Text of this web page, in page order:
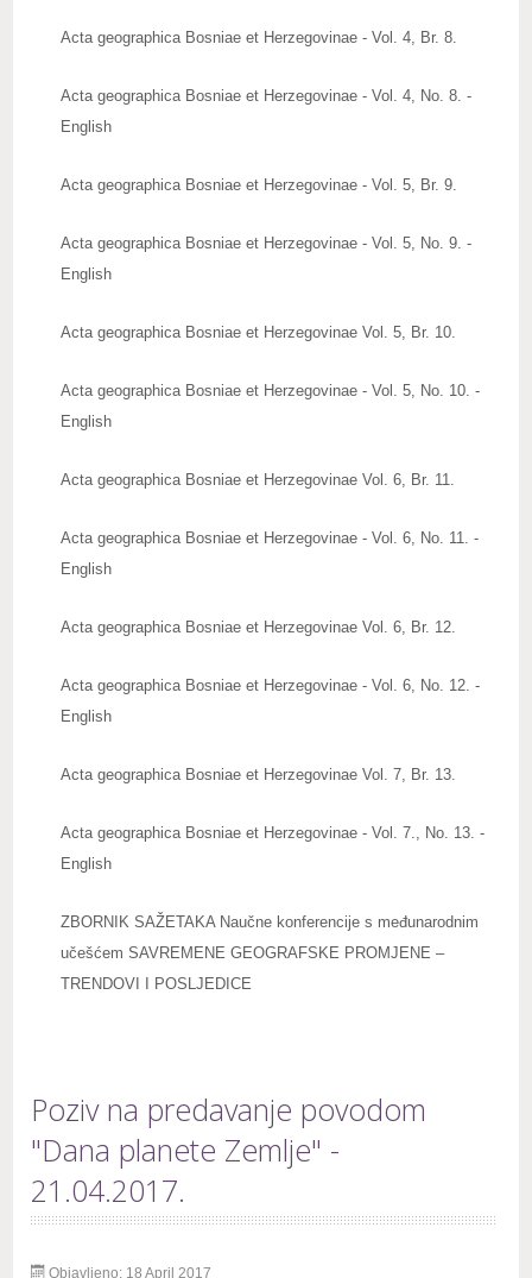
Acta geographica Bosniae et Herzegovinae - Vol. 4, Br. 8.
Acta geographica Bosniae et Herzegovinae - Vol. 4, No. 8. -
English
Acta geographica Bosniae et Herzegovinae - Vol. 5, Br. 9.
Acta geographica Bosniae et Herzegovinae - Vol. 5, No. 9. -
English
Acta geographica Bosniae et Herzegovinae Vol. 5, Br. 10.
Acta geographica Bosniae et Herzegovinae - Vol. 5, No. 10. -
English
Acta geographica Bosniae et Herzegovinae Vol. 6, Br. 11.
Acta geographica Bosniae et Herzegovinae - Vol. 6, No. 11. -
English
Acta geographica Bosniae et Herzegovinae Vol. 6, Br. 12.
Acta geographica Bosniae et Herzegovinae - Vol. 6, No. 12. -
English
Acta geographica Bosniae et Herzegovinae Vol. 7, Br. 13.
Acta geographica Bosniae et Herzegovinae - Vol. 7., No. 13. -
English
ZBORNIK SAŽETAKA Naučne konferencije s međunarodnim
učešćem SAVREMENE GEOGRAFSKE PROMJENE –
TRENDOVI I POSLJEDICE
Poziv na predavanje povodom
"Dana planete Zemlje" -
21.04.2017.
Objavljeno: 18 April 2017